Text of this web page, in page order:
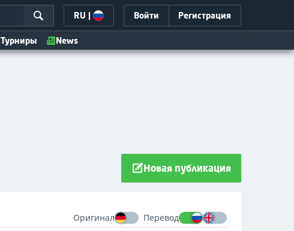
RU | Войти Регистрация
Турниры News
Новая публикация
Оригинал Перевод